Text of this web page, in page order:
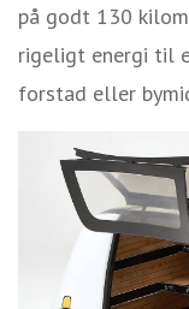
på godt 130
rigeligt energi til
forstad eller